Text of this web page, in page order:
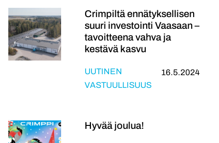
Crimpiltä ennätyksellisen
suuri investointi Vaasaan –
tavoitteena vahva ja
kestävä kasvu
UUTINEN
VASTUULLISUUS
16.5.2024
Hyvää joulua!